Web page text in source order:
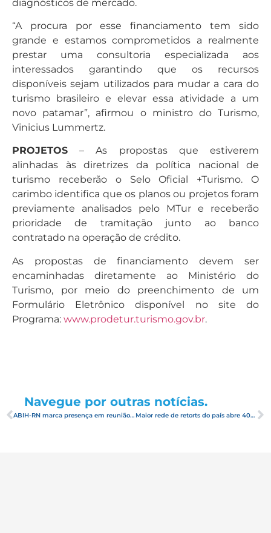
diagnósticos de mercado.
“A procura por esse financiamento tem sido
grande e estamos comprometidos a realmente
prestar uma consultoria especializada aos
interessados garantindo que os recursos
disponíveis sejam utilizados para mudar a cara do
turismo brasileiro e elevar essa atividade a um
novo patamar”, afirmou o ministro do Turismo,
Vinicius Lummertz.
PROJETOS – As propostas que estiverem
alinhadas às diretrizes da política nacional de
turismo receberão o Selo Oficial +Turismo. O
carimbo identifica que os planos ou projetos foram
previamente analisados pelo MTur e receberão
prioridade de tramitação junto ao banco
contratado na operação de crédito.
As propostas de financiamento devem ser
encaminhadas diretamente ao Ministério do
Turismo, por meio do preenchimento de um
Formulário Eletrônico disponível no site do
Programa: www.prodetur.turismo.gov.br.
Navegue por outras notícias.
ABIH-RN marca presença em reunião de planejamento da campanha “Tudo começa Azul”, da Azul Viagens Maior rede de retorts do país abre 400 vagas de emprego em Touros